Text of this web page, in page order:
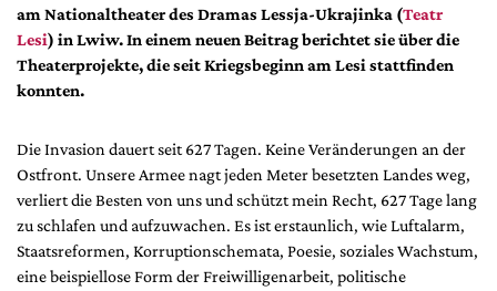
Premierensuche
Festival-Planer
Alle Hefte
Leseproben
Podcast
Service
am Nationaltheater des Dramas Lessja-Ukrajinka (Teatr
Lesi) in Lwiw. In einem neuen Beitrag berichtet sie über die
Theaterprojekte, die seit Kriegsbeginn am Lesi stattfinden
konnten.
Die Invasion dauert seit 627 Tagen. Keine Veränderungen an der
Ostfront. Unsere Armee nagt jeden Meter besetzten Landes weg,
verliert die Besten von uns und schützt mein Recht, 627 Tage lang
zu schlafen und aufzuwachen. Es ist erstaunlich, wie Luftalarm,
Staatsreformen, Korruptionschemata, Poesie, soziales Wachstum,
eine beispiellose Form der Freiwilligenarbeit, politische